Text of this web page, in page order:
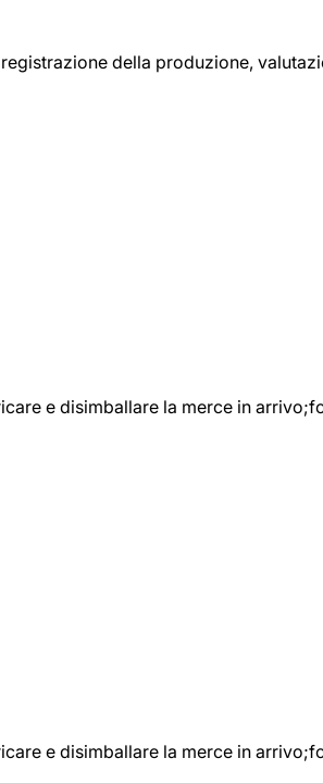
della produzione,
e disimballare la merce in
e disimballare la merce in